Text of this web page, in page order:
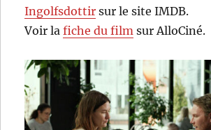
Ingolfsdottir sur le site IMDB.
Voir lafiche du film sur AlloCiné.